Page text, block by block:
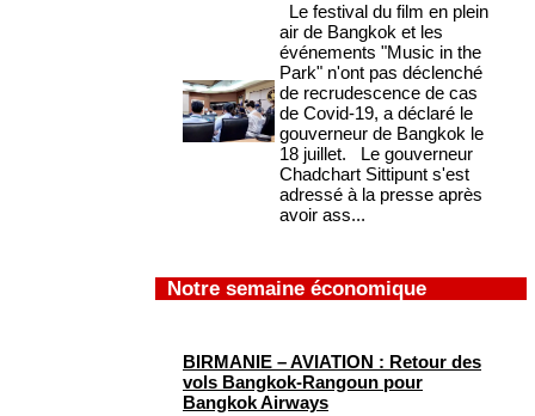
Le festival du film en plein
air de Bangkok et les
événements "Music in the
Park" n'ont pas déclenché
de recrudescence de cas
de Covid-19, a déclaré le
gouverneur de Bangkok le
18 juillet. Le gouverneur
Chadchart Sittipunt s'est
adressé à la presse après
avoir ass...
Notre semaine économique
BIRMANIE – AVIATION : Retour des
vols Bangkok-Rangoun pour
Bangkok Airways